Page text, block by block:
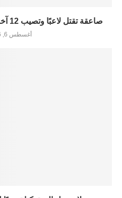
صاعقة تقتل لاعبًا وتصيب 12 آخرين خلال مباراة في تايلاند
أغسطس 6, 2026